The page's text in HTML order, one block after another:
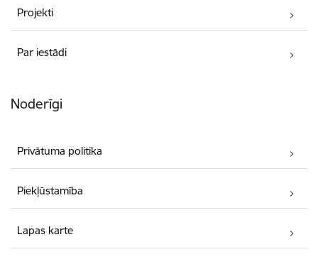
Projekti
Par iestādi
Noderīgi
Privātuma politika
Piekļūstamība
Lapas karte